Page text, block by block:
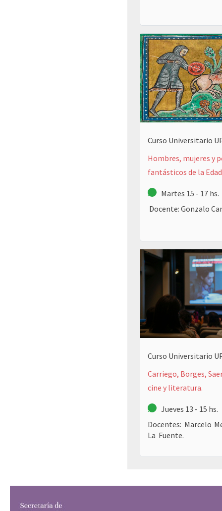
Curso Universitario
Hombres, mujeres y
fantásticos de la
.
Martes 15 - 17 hs.
Docente: Gonzalo
Curso Universitario
Carriego, Borges,
cine y literatura.
.
Jueves 13 - 15 hs.
Docentes: Marcelo
La Fuente.